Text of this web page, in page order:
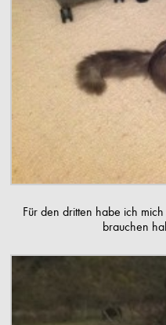
Für den dritten habe ich
brauchen